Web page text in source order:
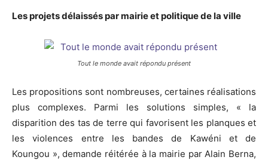
Les projets délaissés par mairie et politique de la ville
Tout le monde avait répondu présent
Les propositions sont nombreuses, certaines réalisations
plus complexes. Parmi les solutions simples, « la
disparition des tas de terre qui favorisent les planques et
les violences entre les bandes de Kawéni et de
Koungou », demande réitérée à la mairie par Alain Berna,